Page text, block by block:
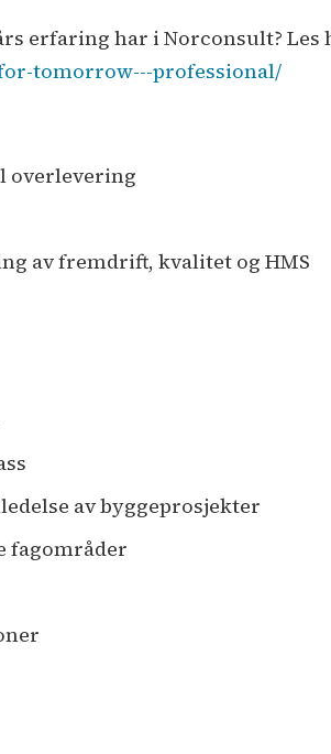
erfaring har i Norconsult? Les
tomorrow---professional/
overlevering
av fremdrift, kvalitet og HMS
av byggeprosjekter
fagområder